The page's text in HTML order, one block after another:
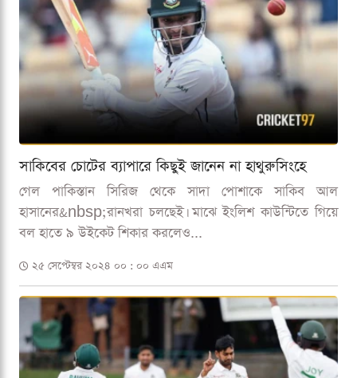
সাকিবের চোটের ব্যাপারে কিছুই জানেন না হাথুরুসিংহে
গেল পাকিস্তান সিরিজ থেকে সাদা পোশাকে সাকিব আল
হাসানের&nbsp;রানখরা চলছেই। মাঝে ইংলিশ কাউন্টিতে গিয়ে
বল হাতে ৯ উইকেট শিকার করলেও...
২৫ সেপ্টেম্বর ২০২৪ ০০ : ০০ এএম